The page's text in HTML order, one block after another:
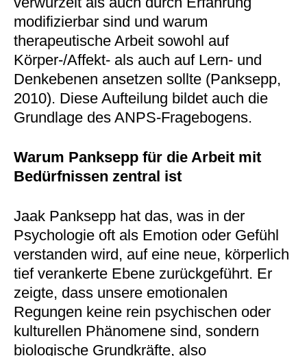
modifizierbar sind und warum
therapeutische Arbeit sowohl auf
Körper-/Affekt- als auch auf Lern- und
Denkebenen ansetzen sollte (Panksepp,
2010). Diese Aufteilung bildet auch die
Grundlage des ANPS-Fragebogens.
Warum Panksepp für die Arbeit mit
Bedürfnissen zentral ist
Jaak Panksepp hat das, was in der
Psychologie oft als Emotion oder Gefühl
verstanden wird, auf eine neue, körperlich
tief verankerte Ebene zurückgeführt. Er
zeigte, dass unsere emotionalen
Regungen keine rein psychischen oder
kulturellen Phänomene sind, sondern
biologische Grundkräfte, also